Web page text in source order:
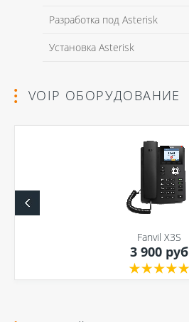
Разработка под Asterisk
Установка Asterisk
VOIP ОБОРУДОВАНИЕ
Fanvil X3S
3 900 руб